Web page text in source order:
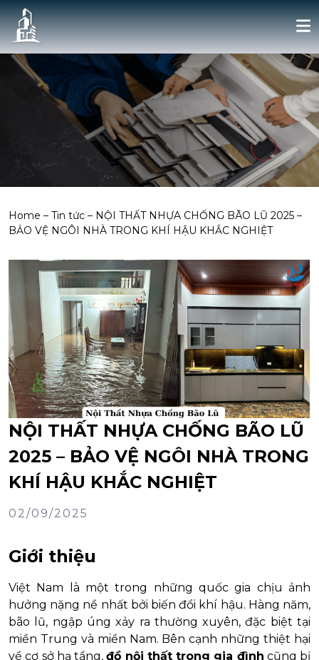
Home – Tin tức – NỘI THẤT NHỰA CHỐNG BÃO LŨ 2025 –
BẢO VỆ NGÔI NHÀ TRONG KHÍ HẬU KHẮC NGHIỆT
NỘI THẤT NHỰA CHỐNG BÃO LŨ
2025 – BẢO VỆ NGÔI NHÀ TRONG
KHÍ HẬU KHẮC NGHIỆT
02/09/2025
Giới thiệu
Việt Nam là một trong những quốc gia chịu ảnh
hưởng nặng nề nhất bởi biến đổi khí hậu. Hàng năm,
bão lũ, ngập úng xảy ra thường xuyên, đặc biệt tại
miền Trung và miền Nam. Bên cạnh những thiệt hại
về cơ sở hạ tầng,đồ nội thất trong gia đình cũng bị